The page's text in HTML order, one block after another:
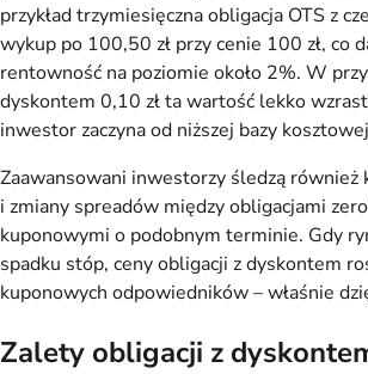
przykład trzymiesięczna obligacja OTS z
wykup po 100,50 zł przy cenie 100 zł, co
rentowność na poziomie około 2%. W
dyskontem 0,10 zł ta wartość lekko
inwestor zaczyna od niższej bazy
Zaawansowani inwestorzy śledzą również
i zmiany spreadów między obligacjami
kuponowymi o podobnym terminie. Gdy
spadku stóp, ceny obligacji z dyskontem
kuponowych odpowiedników – właśnie
Zalety obligacji z